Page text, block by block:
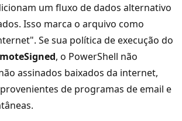
um fluxo de dados alternativo
Isso marca o arquivo como
Se sua política de execução do
, o PowerShell não
assinados baixados da internet,
de programas de email e